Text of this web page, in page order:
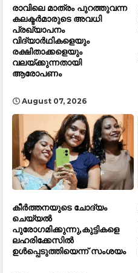
രാവിലെ മാത്രം പുറത്തുവന്ന
കലക്ടർമാരുടെ അവധി
പ്രഖ്യാപനം
വിദ്യാർഥികളെയും
രക്ഷിതാക്കളെയും
വലയ്ക്കുന്നതായി
ആരോപണം
August 07, 2026
കീർത്തനയുടെ ചോദ്യം
ചെയ്യൽ
പുരോഗമിക്കുന്നു,കുട്ടികളെ
ലഹരിക്കേസിൽ
ഉൾപ്പെടുത്തിയെന്ന് സംശയം